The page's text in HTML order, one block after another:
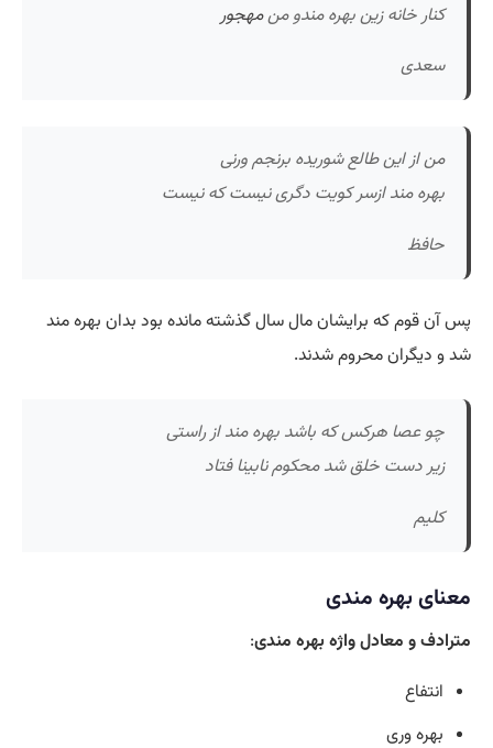
کنار خانه زین بهره مندو منمهجور
سعدی
من از این طالع شوریده برنجم ورنی
بهره مند ازسر کویت دگری نیست که نیست
حافظ
پس آن قوم که برایشان مال سال گذشته مانده بود بدان بهره مند
شد و دیگران محروم شدند.
چو عصا هرکس که باشد بهره مند از راستی
زیر دست خلق شد محکوم نابینا فتاد
کلیم
معنای بهره مندی
مترادف و معادل واژه بهره مندی:
انتفاع
بهره وری